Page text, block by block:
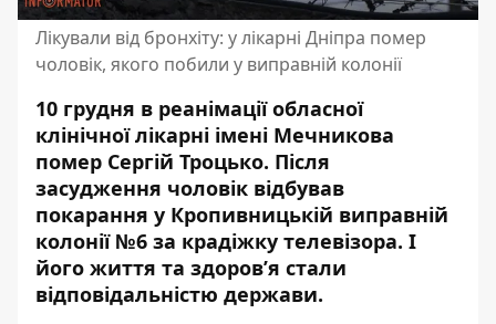
Лікували від бронхіту: у лікарні Дніпра помер
чоловік, якого побили у виправній колонії
10 грудня в реанімації обласної
клінічної лікарні імені Мечникова
помер Сергій Троцько. Після
засудження чоловік відбував
покарання у Кропивницькій виправній
колонії №6 за крадіжку телевізора. І
його життя та здоров’я стали
відповідальністю держави.